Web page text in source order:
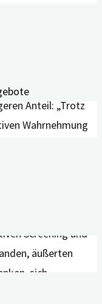
zu
der Vergangenheit
zu sein.
Jahr
beschreiben
Anteil: „Trotz
Wahrnehmung
von fünf älteren
ein kognitives
sagen: Auch
Screening und
äußerten
sich
stigmatisiert